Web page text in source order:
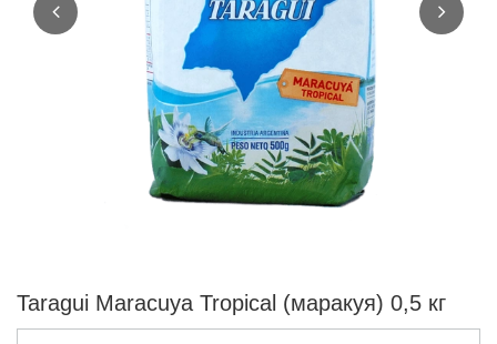
Taragui Maracuya Tropical (маракуя) 0,5 кг